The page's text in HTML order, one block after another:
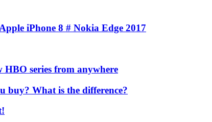
iPhone 8 # Nokia Edge 2017
series from anywhere
buy? What is the difference?